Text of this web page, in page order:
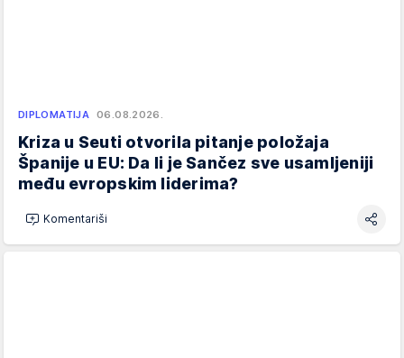
DIPLOMATIJA 06.08.2026.
Kriza u Seuti otvorila pitanje položaja
Španije u EU: Da li je Sančez sve usamljeniji
među evropskim liderima?
Komentariši